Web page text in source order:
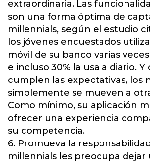
extraordinaria. Las
son una forma óptima de
millennials, según el estudio
los jóvenes encuestados
móvil de su banco varias
e incluso 30% la usa a diario.
cumplen las expectativas, los
simplemente se mueven a
Como mínimo, su aplicación
ofrecer una experiencia
su competencia.
6. Promueva la
millennials les preocupa dejar